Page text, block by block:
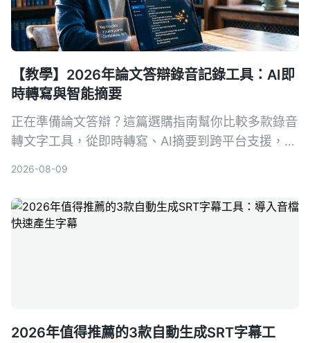
【教學】2026年論文答辯錄音記錄工具：AI即
時轉寫與智能摘要
正在準備論文答辯？這篇選購指南幫你比較多款錄音
轉文字工具，從即時轉寫、AI摘要到跨平台支援，推
2026-08-09
2026年值得推薦的3款自動生成SRT字幕工